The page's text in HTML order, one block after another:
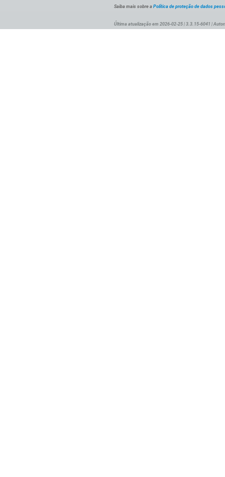
Saiba mais sobre a Política de proteção de dados
Última atualização em 2026-02-25 | 3.3.15-6041 |